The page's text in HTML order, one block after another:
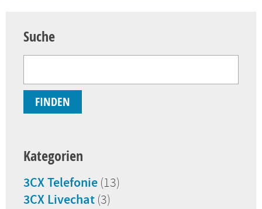
Suche
Kategorien
3CX Telefonie (13)
3CX Livechat (3)